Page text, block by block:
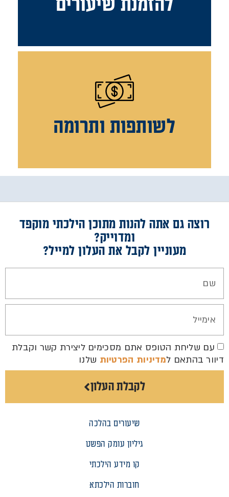
להזמנת שיעורים
לשותפות ותרומה
שיעורים בהלכה
גיליון עומק הפשט
קו מידע הילכתי
חוברות הילכתא
רוצה גם אתה להנות מתוכן הילכתי מוקפד
ומדוייק?
מעוניין לקבל את העלון למייל?
עם שליחת הטופס אתם מסכימים ליצירת קשר וקבלת
דיוור בהתאם למדיניות הפרטיות שלנו
לקבלת העלון